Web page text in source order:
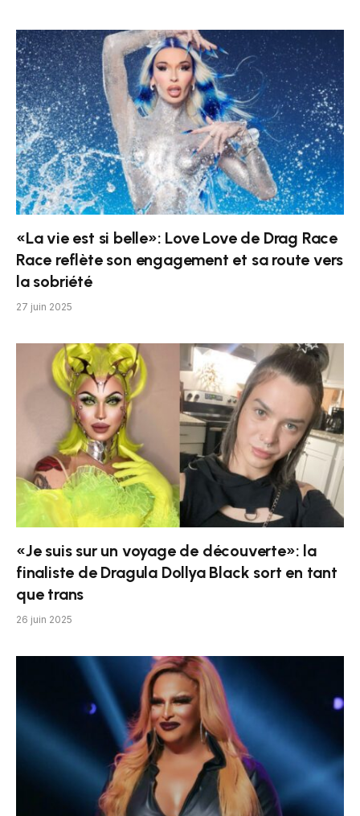
«La vie est si belle»: Love Love de Drag Race
Race reflète son engagement et sa route vers
la sobriété
27 juin 2025
«Je suis sur un voyage de découverte»: la
finaliste de Dragula Dollya Black sort en tant
que trans
26 juin 2025